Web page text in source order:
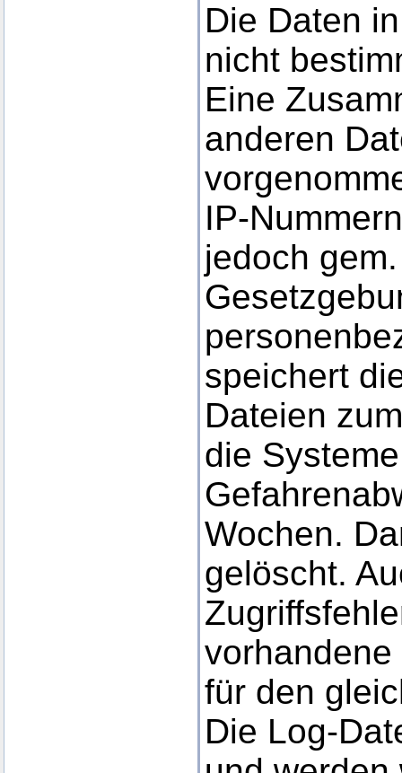
Die Daten
nicht
Eine
anderen
IP-
jedoch
speichert
Dateien
die
Wochen.
gelöscht.
für den
Die Log-